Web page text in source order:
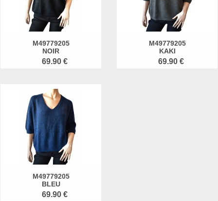
M49779205
NOIR
69.90 €
M49779205
KAKI
69.90 €
M49779205
BLEU
69.90 €